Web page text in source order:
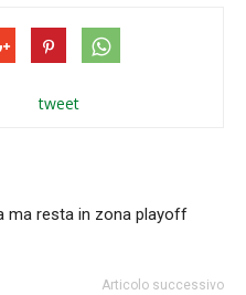
tweet
ma resta in zona playoff
Articolo successivo